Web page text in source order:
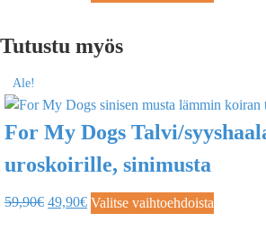
Tutustu myös
Ale!
For My Dogs Talvi/
uroskoirille, sinimusta
59,90€ 49,90€ Valitse vaihtoehdoista